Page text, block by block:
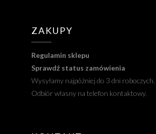
ZAKUPY
Regulamin sklepu
Sprawdź status zamówienia
Wysyłamy najpóźniej do 3 dni roboczych.
Odbiór własny na telefon kontaktowy.